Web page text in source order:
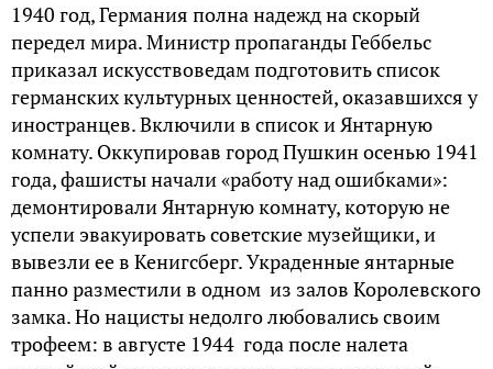
1940 год, Германия полна надежд на скорый
передел мира. Министр пропаганды Геббельс
приказал искусствоведам подготовить список
германских культурных ценностей, оказавшихся у
иностранцев. Включили в список и Янтарную
комнату. Оккупировав город Пушкин осенью 1941
года, фашисты начали «работу над ошибками»:
демонтировали Янтарную комнату, которую не
успели эвакуировать советские музейщики, и
вывезли ее в Кенигсберг. Украденные янтарные
панно разместили в одном из залов Королевского
замка. Но нацисты недолго любовались своим
трофеем: в августе 1944 года после налета